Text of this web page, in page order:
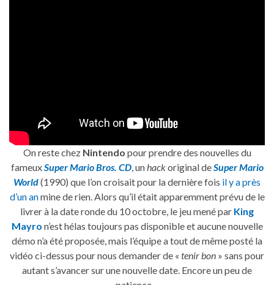
On reste chez Nintendo pour prendre des nouvelles du
fameuxSuper Mario Bros. CD, unhackoriginal deSuper Mario
World(1990) que l’on croisait pour la dernière fois il y a près
d’un anmine de rien. Alors qu’il était apparemment prévu de le
livrer à la date ronde du 10 octobre, le jeu mené par King
Mayro n’est hélas toujours pas disponible et aucune nouvelle
démo n’a été proposée, mais l’équipe a tout de même posté la
vidéo ci-dessus pour nous demander de « tenir bon » sans pour
autant s’avancer sur une nouvelle date. Encore un peu de